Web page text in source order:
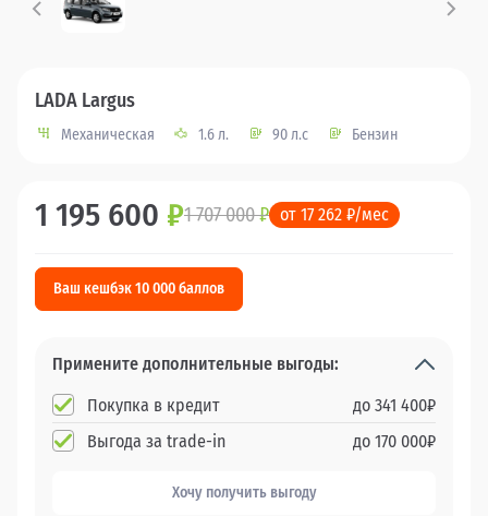
LADA Largus
Механическая 1.6 л. 90 л.с Бензин
1 195 600 ₽1 707 000₽ от 17 262 ₽/мес
Ваш кешбэк 10 000 баллов
Примените дополнительные выгоды:
Покупка в кредит
до 341 400₽
Выгода за trade-in
до 170 000₽
Хочу получить выгоду